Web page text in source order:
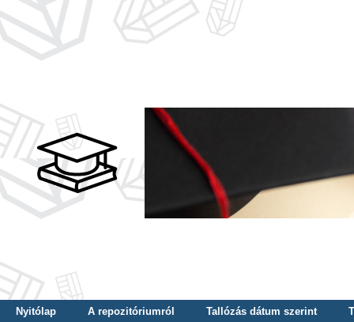
Nyitólap A repozitóriumról Tallózás dátum szerint